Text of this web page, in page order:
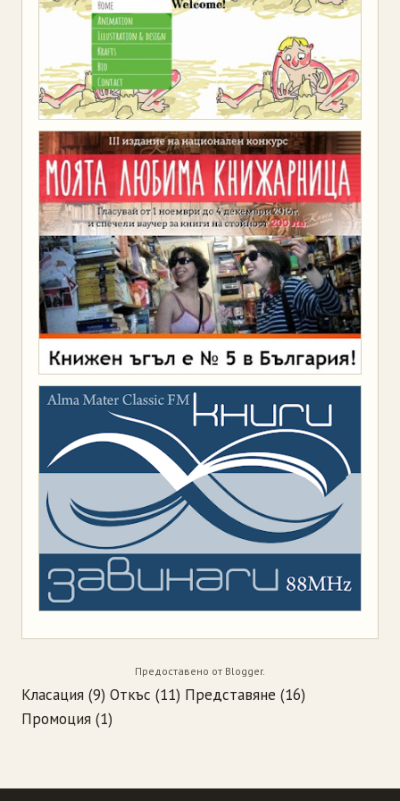
Предоставено от Blogger.
Класация (9) Откъс (11) Представяне (16)
Промоция (1)